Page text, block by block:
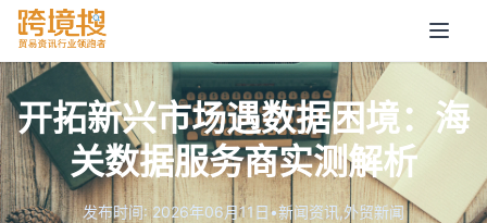
开拓新兴市场遇数据困境：海
关数据服务商实测解析
发布时间: 2026年06月11日•新闻资讯,外贸新闻